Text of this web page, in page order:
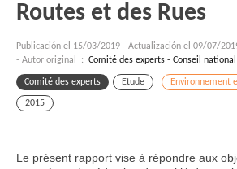
Routes et des Rues
Publicación el 15/03/2019 - Actualización el 09/07/
- Autor original : Comité des experts - Conseil
Comité des experts Etude Environnement
2015
Le présent rapport vise à répondre aux